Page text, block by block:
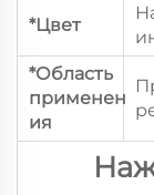
*Цвет
*Область
применен
ия